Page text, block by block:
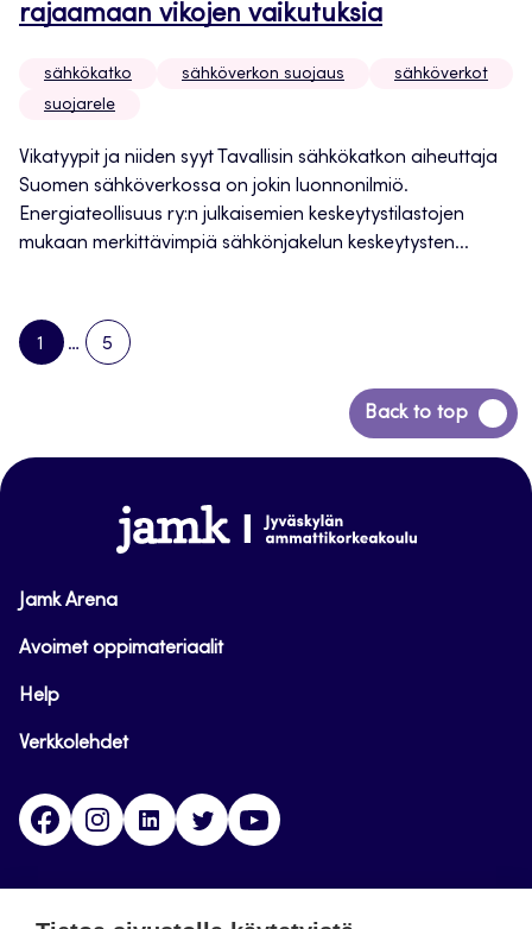
rajaamaan vikojen vaikutuksia
sähkökatko sähköverkon suojaus
sähköverkot
suojarele
Vikatyypit ja niiden syyt Tavallisin sähkökatkon aiheuttaja
Suomen sähköverkossa on jokin luonnonilmiö.
Energiateollisuus ry:n julkaisemien keskeytystilastojen
mukaan merkittävimpiä sähkönjakelun keskeytysten...
PAGE
1
…
PAGE
5
Back to top
Siirry
takaisin
www.jamk.fi
Jamk Arena
Avoimet oppimateriaalit
Help
Verkkolehdet
FacebookInstagramLinkedinTwitter